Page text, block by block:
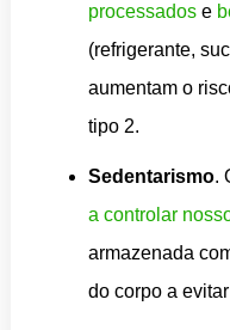
processados e
(refrigerante,
aumentam o
tipo 2.
Sedentarismo.
a controlar
armazenada
do corpo a